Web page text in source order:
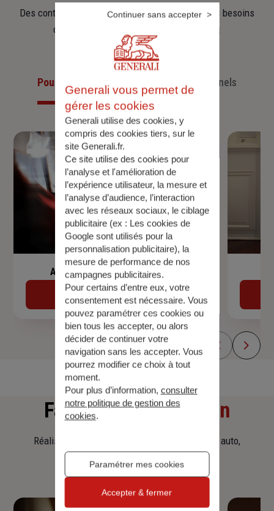
Des contrats clairs et flexibles pour sécuriser vos besoins
d’aujourd’hui et anticiper ceux de demain.
Pour les particuliers Pour les professionnels
Assurance de prêt immobilier
Découvrir
Faitesune simulation
Réalisez une simulation tarifaire d'assurance, auto,
Generali vous permet de
gérer les cookies
Generali utilise des cookies, y
compris des cookies tiers, sur le
site Generali.fr.
Ce site utilise des cookies pour
l’analyse et l'amélioration de
l’expérience utilisateur, la mesure et
l’analyse d’audience, l’interaction
avec les réseaux sociaux, le ciblage
publicitaire (ex : Les cookies de
Google sont utilisés pour la
personnalisation publicitaire), la
mesure de performance de nos
campagnes publicitaires.
Pour certains d’entre eux, votre
consentement est nécessaire. Vous
pouvez paramétrer ces cookies ou
bien tous les accepter, ou alors
décider de continuer votre
navigation sans les accepter. Vous
pourrez modifier ce choix à tout
moment.
Pour plus d’information, consulter
notre politique de gestion des
cookies.
Paramétrer mes cookies
Continuer sans accepter
Accepter & fermer